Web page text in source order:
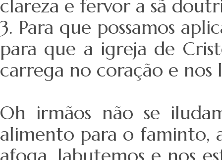
clareza e fervor a sã
3. Para que possamos
para que a igreja de
carrega no coração e nos
Oh irmãos não se
alimento para o faminto,